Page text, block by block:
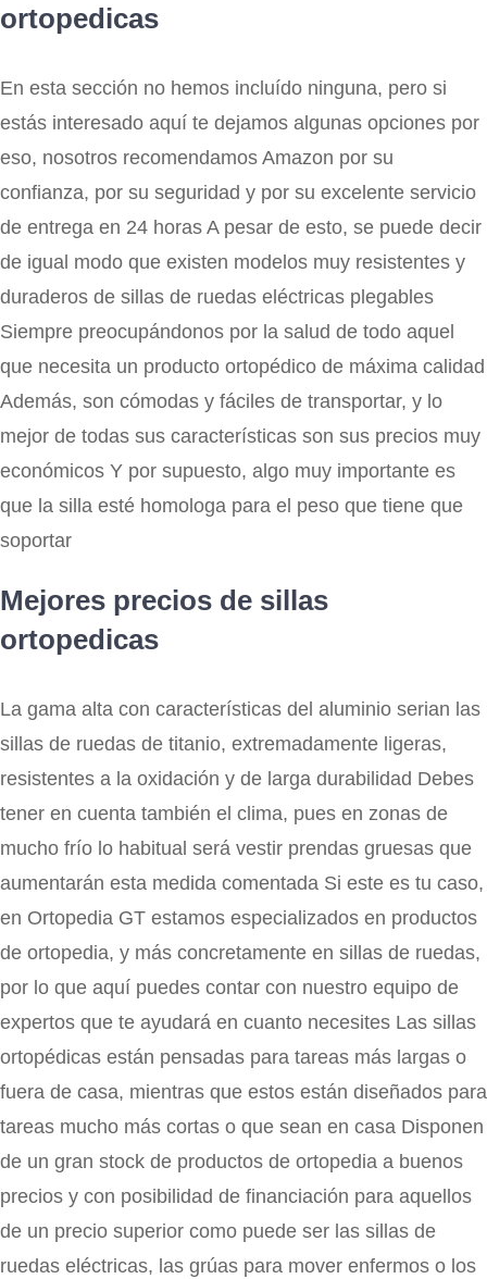
ortopedicas
En esta sección no hemos incluído ninguna, pero si
estás interesado aquí te dejamos algunas opciones por
eso, nosotros recomendamos Amazon por su
confianza, por su seguridad y por su excelente servicio
de entrega en 24 horas A pesar de esto, se puede decir
de igual modo que existen modelos muy resistentes y
duraderos de sillas de ruedas eléctricas plegables
Siempre preocupándonos por la salud de todo aquel
que necesita un producto ortopédico de máxima calidad
Además, son cómodas y fáciles de transportar, y lo
mejor de todas sus características son sus precios muy
económicos Y por supuesto, algo muy importante es
que la silla esté homologa para el peso que tiene que
soportar
Mejores precios de sillas
ortopedicas
La gama alta con características del aluminio serian las
sillas de ruedas de titanio, extremadamente ligeras,
resistentes a la oxidación y de larga durabilidad Debes
tener en cuenta también el clima, pues en zonas de
mucho frío lo habitual será vestir prendas gruesas que
aumentarán esta medida comentada Si este es tu caso,
en Ortopedia GT estamos especializados en productos
de ortopedia, y más concretamente en sillas de ruedas,
por lo que aquí puedes contar con nuestro equipo de
expertos que te ayudará en cuanto necesites Las sillas
ortopédicas están pensadas para tareas más largas o
fuera de casa, mientras que estos están diseñados para
tareas mucho más cortas o que sean en casa Disponen
de un gran stock de productos de ortopedia a buenos
precios y con posibilidad de financiación para aquellos
de un precio superior como puede ser las sillas de
ruedas eléctricas, las grúas para mover enfermos o los